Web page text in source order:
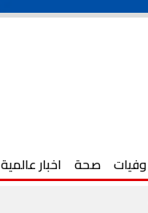
وفيات صحة اخبار عالمية